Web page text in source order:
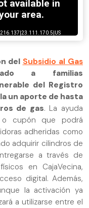
del Subsidio al Gas
a familias
del Registro
un aporte de hasta
de gas. La ayuda
o cupón que podrá
adheridas como
adquirir cilindros de
a través de
en CajaVecina,
digital. Además,
la activación ya
a utilizarse entre el